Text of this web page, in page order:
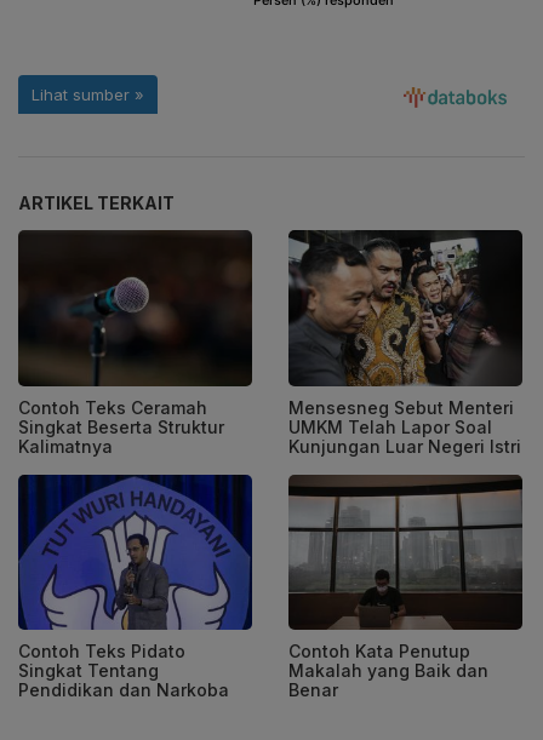
ARTIKEL TERKAIT
Contoh Teks Ceramah
Singkat Beserta Struktur
Kalimatnya
Mensesneg Sebut Menteri
UMKM Telah Lapor Soal
Kunjungan Luar Negeri Istri
Contoh Teks Pidato
Singkat Tentang
Pendidikan dan Narkoba
Contoh Kata Penutup
Makalah yang Baik dan
Benar